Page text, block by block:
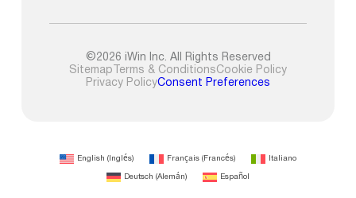
©2026 iWin Inc. All Rights Reserved
Sitemap Terms & ConditionsCookie Policy
Privacy PolicyConsent Preferences
English ( Inglés) Français ( Francés) Italiano
Deutsch (Alemán) Español